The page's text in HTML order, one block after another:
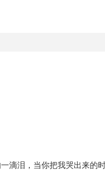
滴泪，当你把我哭出来的